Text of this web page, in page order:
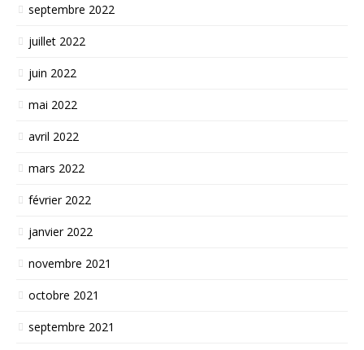
septembre 2022
juillet 2022
juin 2022
mai 2022
avril 2022
mars 2022
février 2022
janvier 2022
novembre 2021
octobre 2021
septembre 2021